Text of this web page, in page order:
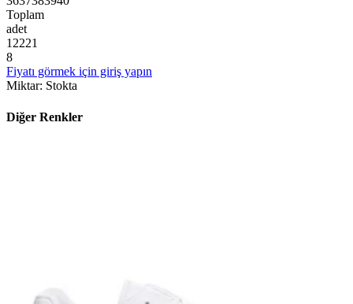
Toplam
adet
12221
8
Fiyatı görmek için giriş yapın
Miktar: Stokta
Diğer Renkler